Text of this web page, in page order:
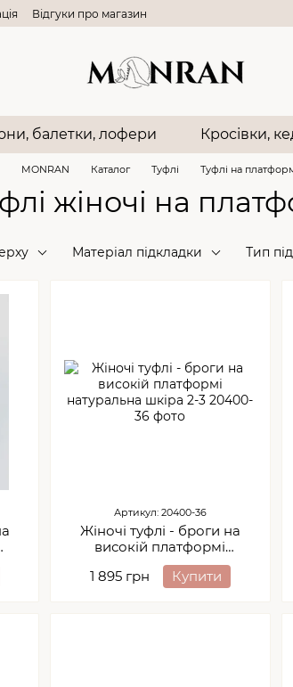
Відгуки про магазин
балетки, лофери Кросівки,
MONRAN Каталог Туфлі Туфлі на
жіночі на
Матеріал підкладки Тип
Артикул: 20400-36
Жіночі туфлі - броги на
високій платформі
натуральна шкіра 2-3
1 895 грн Купити